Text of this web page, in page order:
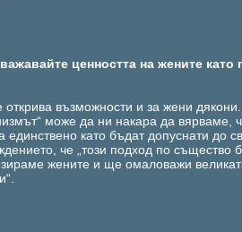
ценността на жените като
открива възможности и за жени
може да ни накара да вярваме,
единствено като бъдат допуснати до
че „този подход по
жените и ще омаловажи